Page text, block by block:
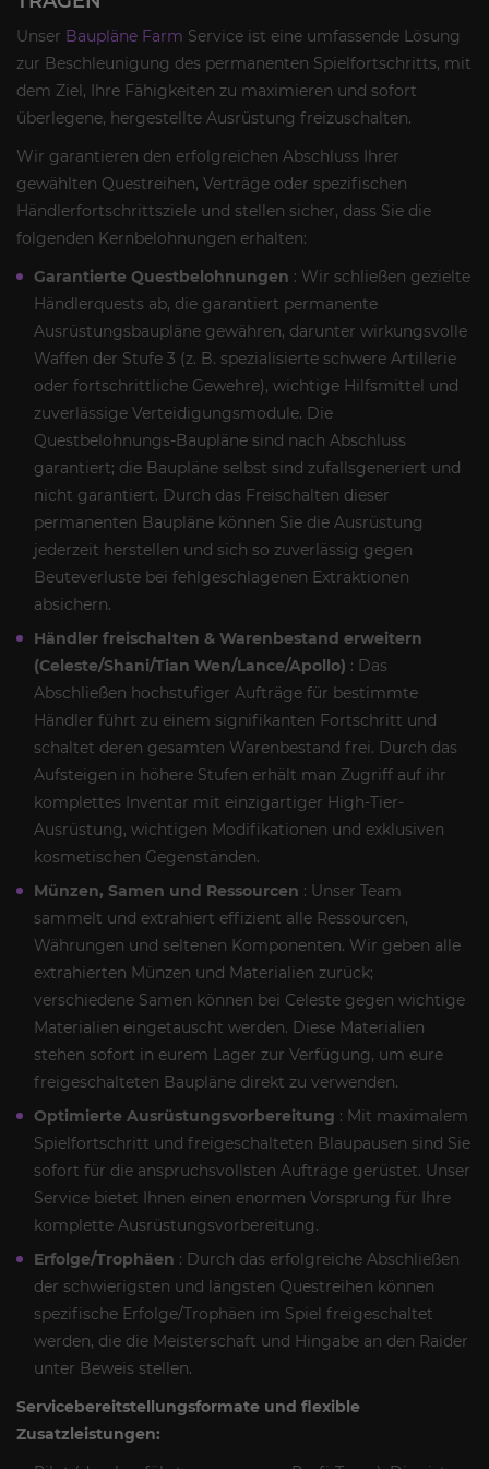
Unser Baupläne Farm Service ist eine umfassende Lösung
zur Beschleunigung des permanenten Spielfortschritts, mit
dem Ziel, Ihre Fähigkeiten zu maximieren und sofort
überlegene, hergestellte Ausrüstung freizuschalten.
Wir garantieren den erfolgreichen Abschluss Ihrer
gewählten Questreihen, Verträge oder spezifischen
Händlerfortschrittsziele und stellen sicher, dass Sie die
folgenden Kernbelohnungen erhalten:
Garantierte Questbelohnungen : Wir schließen gezielte
Händlerquests ab, die garantiert permanente
Ausrüstungsbaupläne gewähren, darunter wirkungsvolle
Waffen der Stufe 3 (z. B. spezialisierte schwere Artillerie
oder fortschrittliche Gewehre), wichtige Hilfsmittel und
zuverlässige Verteidigungsmodule. Die
Questbelohnungs-Baupläne sind nach Abschluss
garantiert; die Baupläne selbst sind zufallsgeneriert und
nicht garantiert. Durch das Freischalten dieser
permanenten Baupläne können Sie die Ausrüstung
jederzeit herstellen und sich so zuverlässig gegen
Beuteverluste bei fehlgeschlagenen Extraktionen
absichern.
Händler freischalten & Warenbestand erweitern
(Celeste/Shani/Tian Wen/Lance/Apollo) : Das
Abschließen hochstufiger Aufträge für bestimmte
Händler führt zu einem signifikanten Fortschritt und
schaltet deren gesamten Warenbestand frei. Durch das
Aufsteigen in höhere Stufen erhält man Zugriff auf ihr
komplettes Inventar mit einzigartiger High-Tier-
Ausrüstung, wichtigen Modifikationen und exklusiven
kosmetischen Gegenständen.
Münzen, Samen und Ressourcen : Unser Team
sammelt und extrahiert effizient alle Ressourcen,
Währungen und seltenen Komponenten. Wir geben alle
extrahierten Münzen und Materialien zurück;
verschiedene Samen können bei Celeste gegen wichtige
Materialien eingetauscht werden. Diese Materialien
stehen sofort in eurem Lager zur Verfügung, um eure
freigeschalteten Baupläne direkt zu verwenden.
Optimierte Ausrüstungsvorbereitung : Mit maximalem
Spielfortschritt und freigeschalteten Blaupausen sind Sie
sofort für die anspruchsvollsten Aufträge gerüstet. Unser
Service bietet Ihnen einen enormen Vorsprung für Ihre
komplette Ausrüstungsvorbereitung.
Erfolge/Trophäen : Durch das erfolgreiche Abschließen
der schwierigsten und längsten Questreihen können
spezifische Erfolge/Trophäen im Spiel freigeschaltet
werden, die die Meisterschaft und Hingabe an den Raider
unter Beweis stellen.
Servicebereitstellungsformate und flexible
Zusatzleistungen: